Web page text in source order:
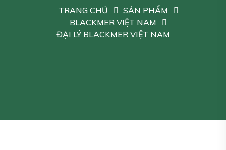
TRANG CHỦ
SẢN PHẨM
BLACKMER VIỆT NAM
ĐẠI LÝ BLACKMER VIỆT NAM